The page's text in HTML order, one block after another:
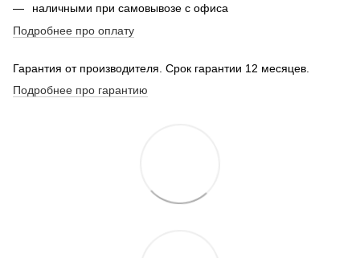
наличными при самовывозе с офиса
Подробнее про оплату
Гарантия от производителя. Срок гарантии 12 месяцев.
Подробнее про гарантию